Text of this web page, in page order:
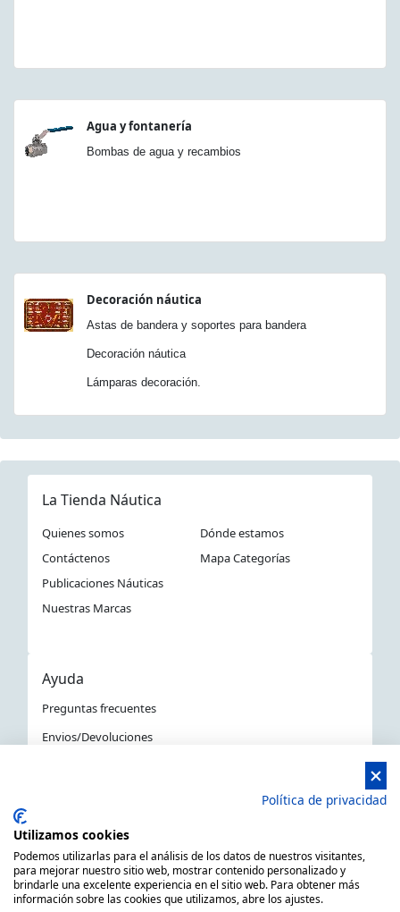
Agua y fontanería
Bombas de agua y recambios
Decoración náutica
Astas de bandera y soportes para bandera
Decoración náutica
Lámparas decoración.
La Tienda Náutica
Quienes somos
Dónde estamos
Contáctenos
Mapa Categorías
Publicaciones Náuticas
Nuestras Marcas
Ayuda
Preguntas frecuentes
Envios/Devoluciones
La Tienda Náutica en Barcelona
Política de privacidad
Utilizamos cookies
Podemos utilizarlas para el análisis de los datos de nuestros visitantes,
para mejorar nuestro sitio web, mostrar contenido personalizado y
brindarle una excelente experiencia en el sitio web. Para obtener más
información sobre las cookies que utilizamos, abre los ajustes.